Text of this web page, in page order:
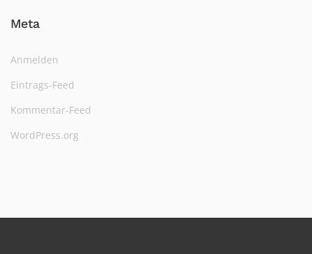
Meta
Anmelden
Eintrags-Feed
Kommentar-Feed
WordPress.org